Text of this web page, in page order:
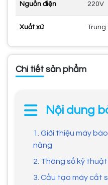
Nguồn điện 220V
Xuất xứ Trung
Chi tiết sản phẩm
Nội dung
1. Giới thiệu máy
năng
2. Thông số kỹ thuật
3. Cấu tạo máy cắt